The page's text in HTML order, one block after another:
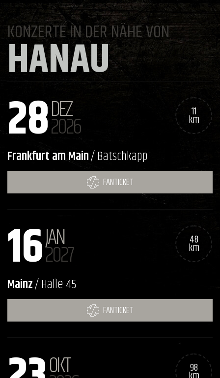
KONZERTE IN DER NÄHE VON
HANAU
28DEZ
2026 11
km
Frankfurt am Main/ Batschkapp
FANTICKET
16JAN
2027 48
km
Mainz/ Halle 45
FANTICKET
OKT 98